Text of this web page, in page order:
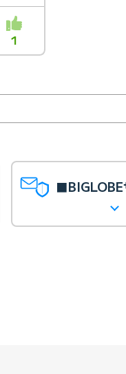
1
■BIGLOBE